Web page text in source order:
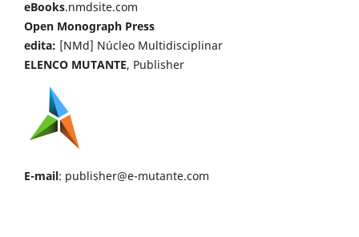
eBooks.nmdsite.com
Open Monograph Press
edita: [NMd] Núcleo Multidisciplinar
ELENCO MUTANTE, Publisher
E-mail: publisher@e-mutante.com